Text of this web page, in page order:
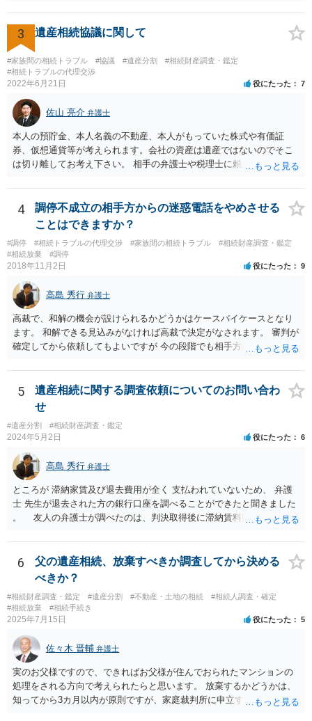
った等)、それも書くとよいです。 書かない方が良いと思うことは、遺
産分割に関係ない(と思われる)いきさつを沢山盛り込むことだと考えま
す(あくまで遺産分割に関係することに留める方が、裁判所や調停委員
の方に事情を理解してもらいやすいと思います)。
3 遺産相続協議に関して
#家族間の相続トラブル #協議 #遺産分割
#相続財産調査・鑑定
#相続トラブルの代理交渉
2022年6月21日 役にたった 7
佐山 亮介 弁護士
本人の預貯金、本人名義の不動産、本人がもっていた株式や有価証
券、仮想通貨等が考えられます。会社の資産は遺産ではないのでそこ
は切り離してお考え下さい。 相手の弁護士や税理士に頼んでも守秘義
意に開示を求め、応じなければ「調査嘱託」という手続きを使って銀
行等に照会をかけることになるでしょう。 不動産は、相続登記が済ん
でいなければ市役所ないし区役所に、お子様と義父様のつながりがわ
かる戸籍一式を揃えてもちこみ、「名寄せ」という手続きをすると、
分かると思います。遺産分割協議書の偽造等により既に相続登記され
てしまっている場合は、住所などに当たりをつけて登記名義を調べて
すが、現代では、各々が自由に価格設定をしていますので、特に相場
はお示しできません。ただし、かつて日本弁護士連合会が設けていた
報酬基準を踏まえて価格設定している弁護士は一定数いると思います
ので、それが一応の目安となるでしょう。
4
調停不成立の相手方からの迷惑電話をやめさせる
ことはできますか？
#調停 #相続トラブルの代理交渉 #家族間の相続トラブル
#相続財産調査・鑑定
#相続放棄
#調停
2018年11月2日 役にたった 9
高島 秀行 弁護士
高裁で、和解の機会が設けられるかどうかはケースバイケースとなり
ます。 和解できる見込みがなければ高裁で決定がなされます。 審判が
確定してから依頼してもよいですが 今の段階でも相手方の連絡が迷惑
5
遺産相続に関する調査依頼についてのお問い合わ
せ
#遺産分割 #相続財産調査・鑑定
2024年5月2日 役にたった 6
高島 秀行 弁護士
ところが 滞納家賃及び退去費用が全く 支払われていないため、 弁護
士 先生が退去された方の銀行口座を調べることができたと聞きました
。 友人の弁護士が調べたのは、判決取得後に滞納賃料回収のため
預金の入出金履歴を調べたわけではありません。 残念ながら、事案
や目的も異なりますし、開示の内容も異なります。
6
父の遺産相続、放棄すべきか調査してから決める
べきか？
#相続財産調査・鑑定 #遺産分割 #不動産・土地の相続
#相続人調査・確定
#相続放棄
#相続手続き
2025年7月15日 役にたった 5
佐々木 晋輔 弁護士
実のお父様ですので、できればお父様が住んでおられたマンションの
処理をされる方向で考えられたらと思います。 放棄するかどうかは、
知ってから3カ月以内が原則ですが、家庭裁判所に申立すれば3カ月の